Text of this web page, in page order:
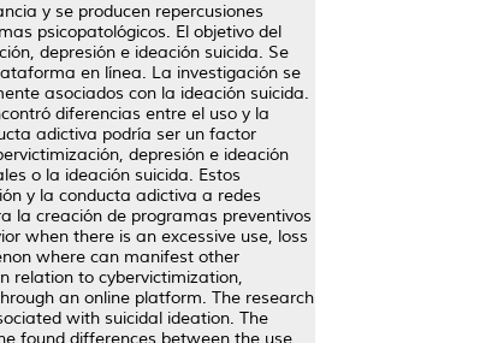
y se producen repercusiones
psicopatológicos. El objetivo del
depresión e ideación suicida. Se
en línea. La investigación se
asociados con la ideación suicida.
diferencias entre el uso y la
adictiva podría ser un factor
depresión e ideación
o la ideación suicida. Estos
y la conducta adictiva a redes
la creación de programas preventivos
when there is an excessive use, loss
where can manifest other
relation to cybervictimization,
an online platform. The research
with suicidal ideation. The
found differences between the use